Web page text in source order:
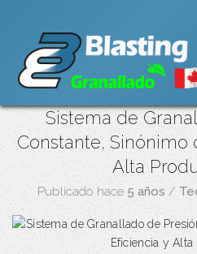
Sistema de
Constante, Sinónimo
Alta
Publicado hace 5 años /